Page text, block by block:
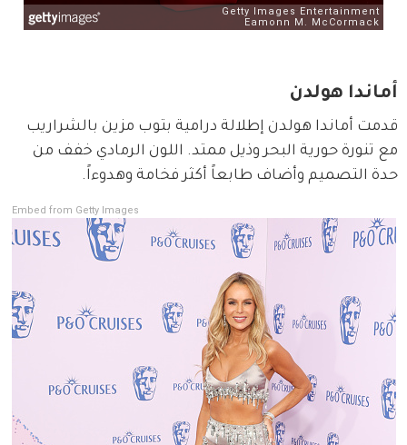
أماندا هولدن
قدمت أماندا هولدن إطلالة درامية بتوب مزين بالشراريب
مع تنورة حورية البحر وذيل ممتد. اللون الرمادي خفف من
حدة التصميم وأضاف طابعاً أكثر فخامة وهدوءاً.
Embed from Getty Images